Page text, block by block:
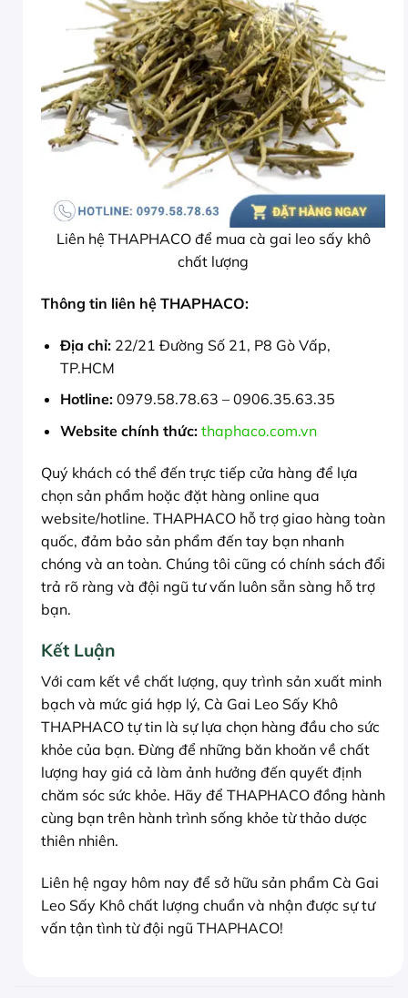
Liên hệ THAPHACO để mua cà gai leo sấy khô
chất lượng
Thông tin liên hệ THAPHACO:
Địa chỉ:22/21 Đường Số 21, P8 Gò Vấp,
TP.HCM
Hotline:0979.58.78.63 – 0906.35.63.35
Website chính thức: thaphaco.com.vn
Quý khách có thể đến trực tiếp cửa hàng để lựa
chọn sản phẩm hoặc đặt hàng online qua
website/hotline. THAPHACO hỗ trợ giao hàng toàn
quốc, đảm bảo sản phẩm đến tay bạn nhanh
chóng và an toàn. Chúng tôi cũng có chính sách đổi
trả rõ ràng và đội ngũ tư vấn luôn sẵn sàng hỗ trợ
bạn.
Kết Luận
Với cam kết về chất lượng, quy trình sản xuất minh
bạch và mức giá hợp lý, Cà Gai Leo Sấy Khô
THAPHACO tự tin là sự lựa chọn hàng đầu cho sức
khỏe của bạn. Đừng để những băn khoăn về chất
lượng hay giá cả làm ảnh hưởng đến quyết định
chăm sóc sức khỏe. Hãy để THAPHACO đồng hành
cùng bạn trên hành trình sống khỏe từ thảo dược
thiên nhiên.
Liên hệ ngay hôm nay để sở hữu sản phẩm Cà Gai
Leo Sấy Khô chất lượng chuẩn và nhận được sự tư
vấn tận tình từ đội ngũ THAPHACO!